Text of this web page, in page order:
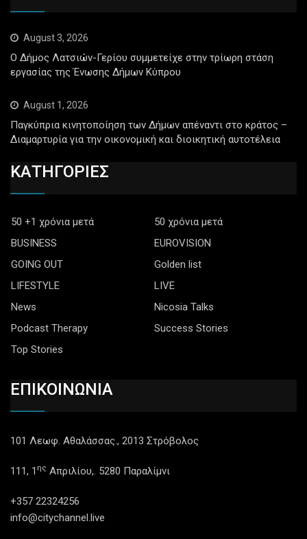
August 3, 2026
Ο Δήμος Λατσιών-Γερίου συμμετείχε στην τρίωρη στάση
εργασίας της Ένωσης Δήμων Κύπρου
August 1, 2026
Παγκύπρια κινητοποίηση των Δήμων απέναντι στο κράτος –
Διαμαρτυρία για την οικονομική και διοικητική αυτοτέλεια
ΚΑΤΗΓΟΡΙΕΣ
50 +1 χρόνια μετά
50 χρόνια μετά
BUSINESS
EUROVISION
GOING OUT
Golden list
LIFESTYLE
LIVE
News
Nicosia Talks
Podcast Therapy
Success Stories
Top Stories
ΕΠΙΚΟΙΝΩΝΙΑ
101 Λεωφ. Αθαλάσσας., 2013 Στρόβολος
111, 1 ης Απριλίου,. 5280 Παραλίμνι
+357 22324256
info@citychannel.live